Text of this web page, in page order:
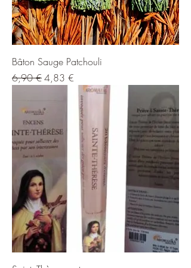
Bâton Sauge Patchouli
Prix original
6,90 €Prix promotionnel
4,83 €